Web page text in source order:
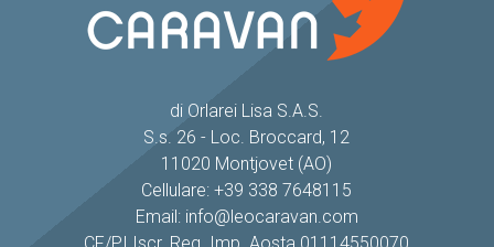
di Orlarei Lisa S.A.S.
S.s. 26 - Loc. Broccard, 12
11020 Montjovet (AO)
Cellulare: +39 338 7648115
Email: info@leocaravan.com
CF/PI Iscr. Reg. Imp. Aosta 01114550070